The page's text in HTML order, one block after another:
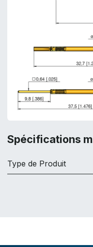
Spécifications
Type de Produit